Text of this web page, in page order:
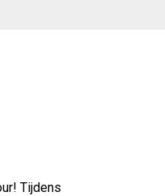
Tijdens